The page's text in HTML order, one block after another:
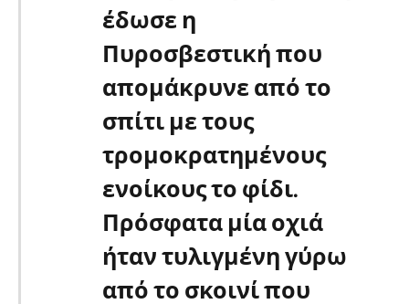
έδωσε η
Πυροσβεστική που
απομάκρυνε από το
σπίτι με τους
τρομοκρατημένους
ενοίκους το φίδι.
Πρόσφατα μία οχιά
ήταν τυλιγμένη γύρω
από το σκοινί που